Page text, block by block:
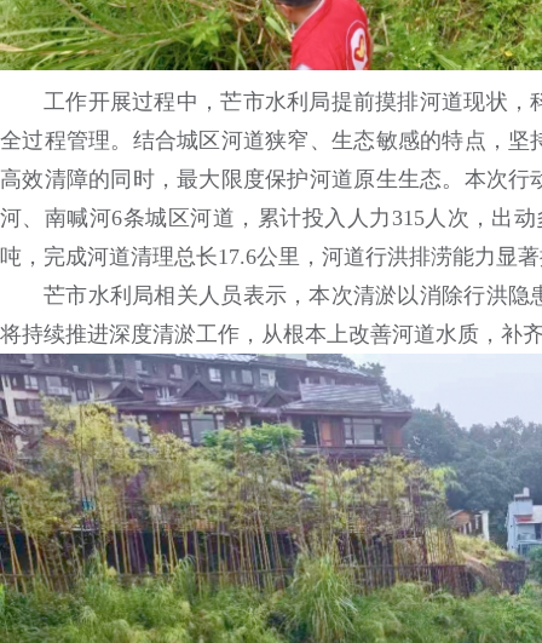
工作开展过程中，芒市水利局提前摸排河道现状
全过程管理。结合城区河道狭窄、生态敏感的特点，
高效清障的同时，最大限度保护河道原生生态。本次
河、南喊河6条城区河道，累计投入人力315人次，出
吨，完成河道清理总长17.6公里，河道行洪排涝能力显
芒市水利局相关人员表示，本次清淤以消除行洪
将持续推进深度清淤工作，从根本上改善河道水质，补